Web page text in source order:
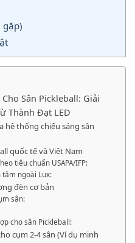
gặp)
Sân Pickleball: Giải
Thành Đạt LED
hệ thống chiếu sáng sân
quốc tế và Việt Nam
tiêu chuẩn USAPA/IFP:
tâm ngoài Lux:
đèn cơ bản
sân:
cho sân Pickleball:
cụm 2-4 sân (Ví dụ minh